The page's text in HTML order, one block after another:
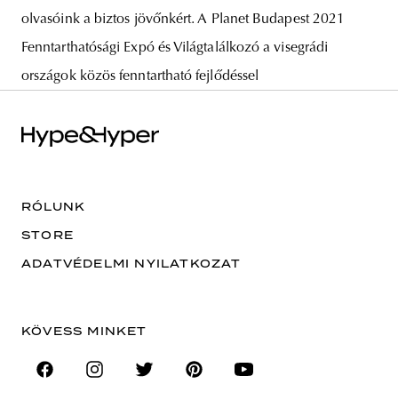
olvasóink a biztos jövőnkért. A Planet Budapest 2021
Fenntarthatósági Expó és Világtalálkozó a visegrádi
országok közös fenntartható fejlődéssel
RÓLUNK
STORE
ADATVÉDELMI NYILATKOZAT
KÖVESS MINKET